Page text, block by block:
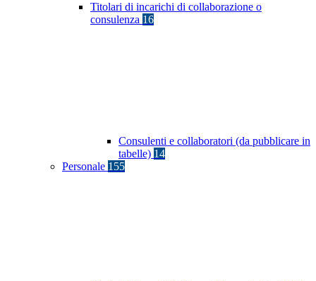
Titolari di incarichi di collaborazione o
consulenza 16
Consulenti e collaboratori (da pubblicare in
tabelle) 14
Personale 155